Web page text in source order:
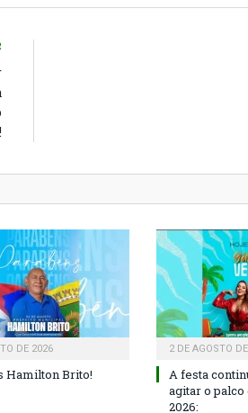
DE 2026
Hamilton Brito!
2 DE AGOSTO
A festa
agitar o palco
2026: